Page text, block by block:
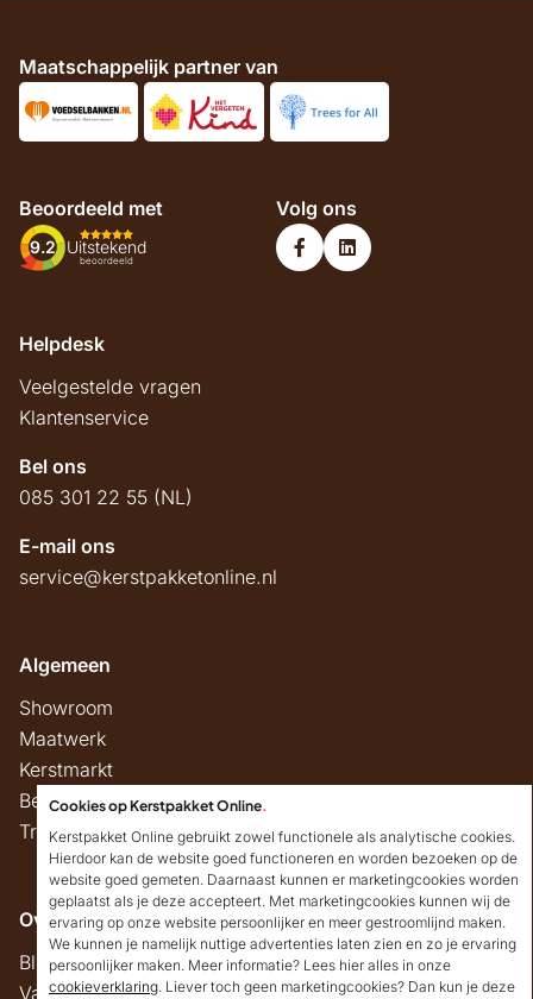
Maatschappelijk partner van
Beoordeeld met
9.2 Uitstekend
beoordeeld
Volg ons
Helpdesk
Veelgestelde vragen
Klantenservice
Bel ons
085 301 22 55 (NL)
E-mail ons
service@kerstpakketonline.nl
Algemeen
Showroom
Maatwerk
Kerstmarkt
Belastingregels
Track & Trace
Overig
Blog
Vacatures
Cookies op Kerstpakket Online.
Kerstpakket Online gebruikt zowel functionele als analytische cookies.
Hierdoor kan de website goed functioneren en worden bezoeken op de
website goed gemeten. Daarnaast kunnen er marketingcookies worden
geplaatst als je deze accepteert. Met marketingcookies kunnen wij de
ervaring op onze website persoonlijker en meer gestroomlijnd maken.
We kunnen je namelijk nuttige advertenties laten zien en zo je ervaring
persoonlijker maken. Meer informatie? Lees hier alles in onze
cookieverklaring. Liever toch geen marketingcookies? Dan kun je deze